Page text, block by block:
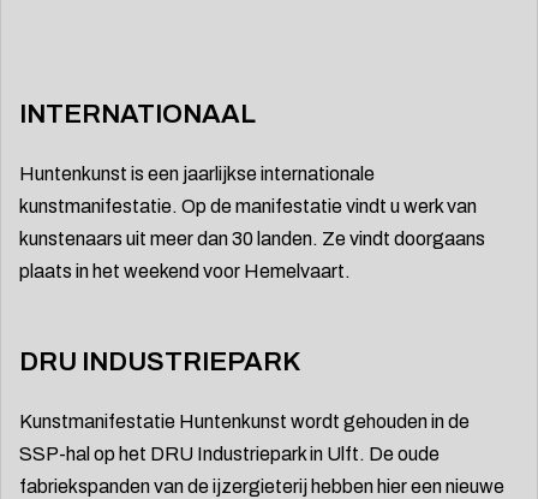
INTERNATIONAAL
Huntenkunst is een jaarlijkse internationale
kunstmanifestatie. Op de manifestatie vindt u werk van
kunstenaars uit meer dan 30 landen. Ze vindt doorgaans
plaats in het weekend voor Hemelvaart.
DRU INDUSTRIEPARK
Kunstmanifestatie Huntenkunst wordt gehouden in de
SSP-hal op het DRU Industriepark in Ulft. De oude
fabriekspanden van de ijzergieterij hebben hier een nieuwe